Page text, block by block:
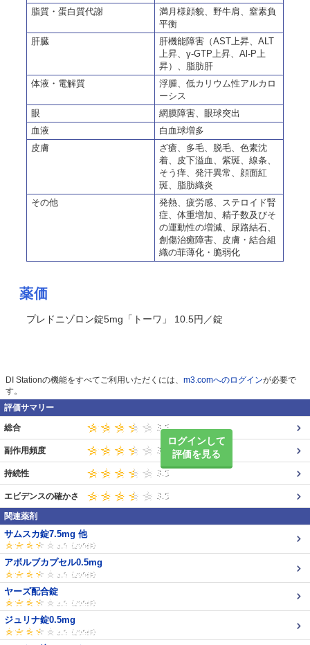
脂質・蛋白質代謝
満月様顔貌、野牛肩、窒素負
平衡
肝臓
肝機能障害（AST上昇、ALT
上昇、γ-GTP上昇、Al-P上
昇）、脂肪肝
体液・電解質
浮腫、低カリウム性アルカロ
ーシス
眼
網膜障害、眼球突出
血液
白血球増多
皮膚
ざ瘡、多毛、脱毛、色素沈
着、皮下溢血、紫斑、線条、
そう痒、発汗異常、顔面紅
斑、脂肪織炎
その他
発熱、疲労感、ステロイド腎
症、体重増加、精子数及びそ
の運動性の増減、尿路結石、
創傷治癒障害、皮膚・結合組
織の菲薄化・脆弱化
薬価
プレドニゾロン錠5mg「トーワ」 10.5円／錠
DI Stationの機能をすべてご利用いただくには、 m3.comへのログインが必要で
す。
評価サマリー
ログインして
評価を見る
総合
副作用頻度
持続性
エビデンスの確かさ
関連薬剤
サムスカ錠7.5mg 他
アボルブカプセル0.5mg
ヤーズ配合錠
ジュリナ錠0.5mg